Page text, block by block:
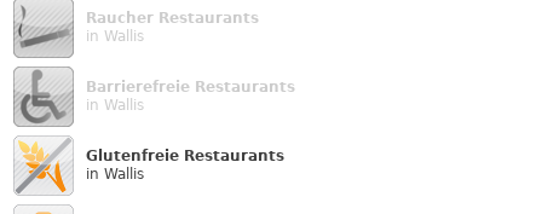
Raucher Restaurants
in Wallis
Barrierefreie Restaurants
in Wallis
Glutenfreie Restaurants
in Wallis